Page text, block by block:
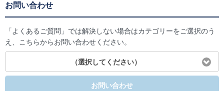
お問い合わせ
「よくあるご質問」では解決しない場合はカテゴリーをご選択のう
え、こちらからお問い合わせください。
（選択してください）
お問い合わせ